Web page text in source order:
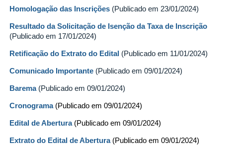
Homologação das Inscrições (Publicado em 23/01/2024)
Resultado da Solicitação de Isenção da Taxa de Inscrição
(Publicado em 17/01/2024)
Retificação do Extrato do Edital (Publicado em 11/01/2024)
Comunicado Importante (Publicado em 09/01/2024)
Barema (Publicado em 09/01/2024)
Cronograma (Publicado em 09/01/2024)
Edital de Abertura (Publicado em 09/01/2024)
Extrato do Edital de Abertura (Publicado em 09/01/2024)